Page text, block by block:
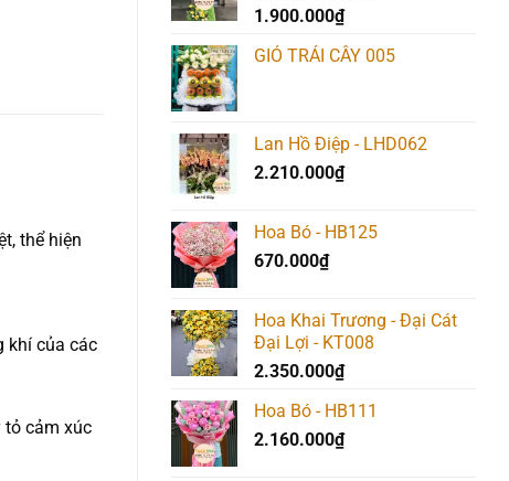
1.900.000₫
GIỎ TRÁI CÂY 005
Lan Hồ Điệp - LHD062
2.210.000₫
Hoa Bó - HB125
670.000₫
Hoa Khai Trương - Đại Cát
Đại Lợi - KT008
2.350.000₫
Hoa Bó - HB111
2.160.000₫
thể hiện
khí của các
tỏ cảm xúc